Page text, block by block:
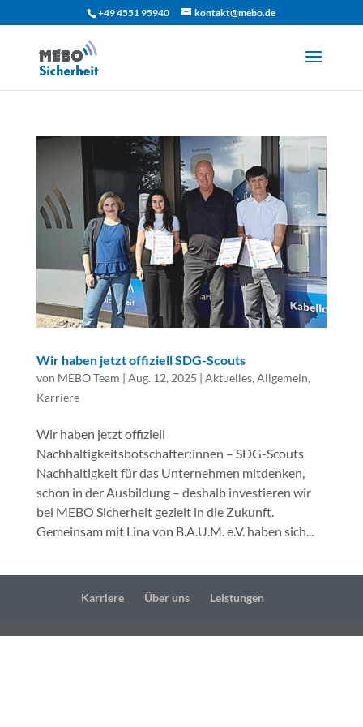
+49 4551 95940 kontakt@mebo.de
Wir haben jetzt offiziell SDG-Scouts
von MEBO Team | Aug. 12, 2025 | Aktuelles, Allgemein,
Karriere
Wir haben jetzt offiziell
Nachhaltigkeitsbotschafter:innen – SDG-Scouts
Nachhaltigkeit für das Unternehmen mitdenken,
schon in der Ausbildung – deshalb investieren wir
bei MEBO Sicherheit gezielt in die Zukunft.
Gemeinsam mit Lina von B.A.U.M. e.V. haben sich...
Karriere Über uns Leistungen